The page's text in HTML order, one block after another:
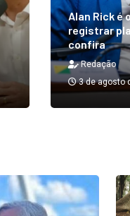
Alan Rick é
registrar
confira
Redação
3 de agosto